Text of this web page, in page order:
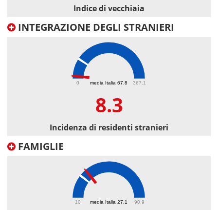
Indice di vecchiaia
INTEGRAZIONE DEGLI STRANIERI
media Italia 67.8
0 367.1
8.3
Incidenza di residenti stranieri
FAMIGLIE
media Italia 27.1
10 90.9